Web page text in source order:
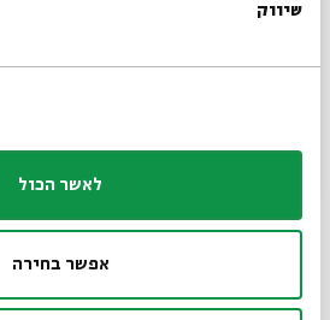
שיווק
לאשר הכול
אפשר בחירה
מתוך:עיונים במסכת סנהדרין עם ד"ר